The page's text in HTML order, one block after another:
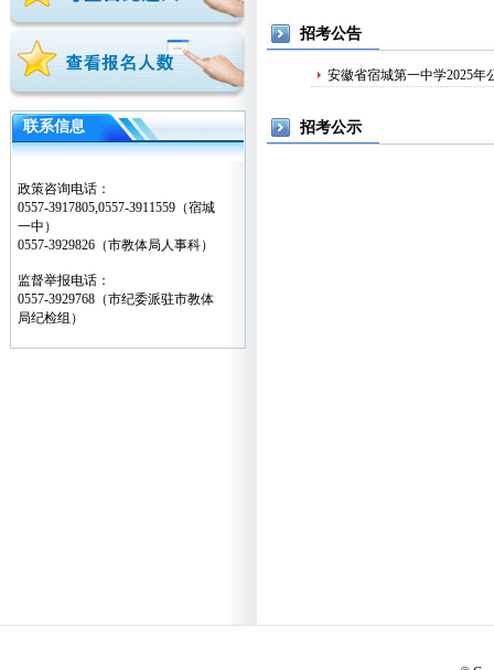
联系信息
政策咨询电话：
0557-3917805,0557-3911559（宿城
一中）
0557-3929826（市教体局人事科）
监督举报电话：
0557-3929768（市纪委派驻市教体
局纪检组）
招考公告
安徽省宿城第一中学2025年
招考公示